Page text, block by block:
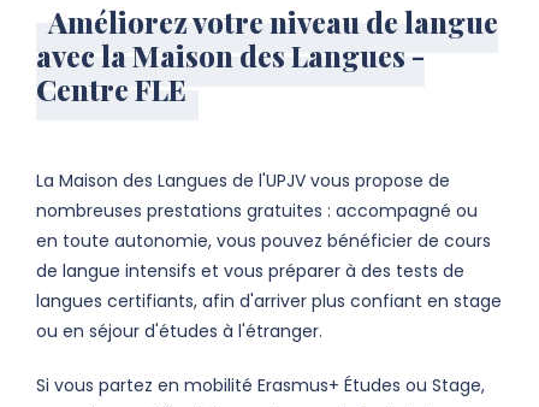
Améliorez votre niveau de langue
avec la Maison des Langues -
Centre FLE
La Maison des Langues de l'UPJV vous propose de
nombreuses prestations gratuites : accompagné ou
en toute autonomie, vous pouvez bénéficier de cours
de langue intensifs et vous préparer à des tests de
langues certifiants, afin d'arriver plus confiant en stage
ou en séjour d'études à l'étranger.
Si vous partez en mobilité Erasmus+ Études ou Stage,